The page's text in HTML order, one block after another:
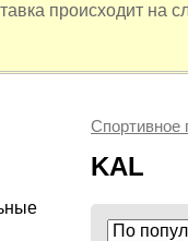
происходит на
Спортивное
KAL